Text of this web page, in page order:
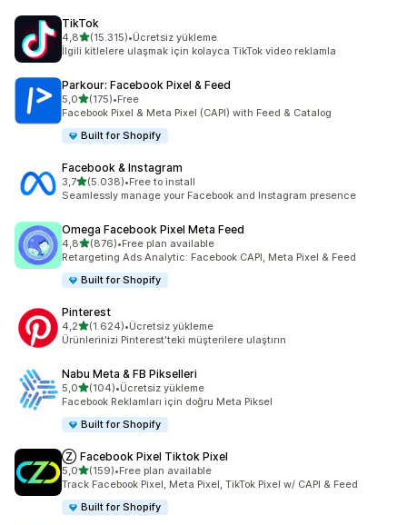
TikTok
4,85 yıldız üzerinden
(15.315)
toplam 15315 değerlendirme
•Ücretsiz yükleme
İlgili kitlelere ulaşmak için kolayca TikTok video reklamla
Parkour: Facebook Pixel & Feed
5,05 yıldız üzerinden
(175)
toplam 175 değerlendirme
•Free
Facebook Pixel & Meta Pixel (CAPI) with Feed & Catalog
Built for Shopify
Facebook & Instagram
3,75 yıldız üzerinden
(5.038)
toplam 5038 değerlendirme
•Free to install
Seamlessly manage your Facebook and Instagram presence
Omega Facebook Pixel Meta Feed
4,85 yıldız üzerinden
(876)
toplam 876 değerlendirme
•Free plan available
Retargeting Ads Analytic: Facebook CAPI, Meta Pixel & Feed
Built for Shopify
Pinterest
4,25 yıldız üzerinden
(1.624)
toplam 1624 değerlendirme
•Ücretsiz yükleme
Ürünlerinizi Pinterest'teki müşterilere ulaştırın
Nabu Meta & FB Pikselleri
5,05 yıldız üzerinden
(104)
toplam 104 değerlendirme
•Ücretsiz yükleme
Facebook Reklamları için doğru Meta Piksel
Built for Shopify
Ⓩ Facebook Pixel Tiktok Pixel
5,05 yıldız üzerinden
(159)
toplam 159 değerlendirme
•Free plan available
Track Facebook Pixel, Meta Pixel, TikTok Pixel w/ CAPI & Feed
Built for Shopify